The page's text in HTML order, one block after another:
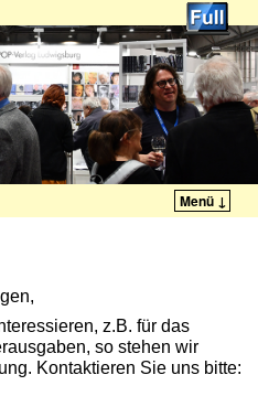
Menü ↓
z.B. für das
so stehen wir
Kontaktieren Sie uns bitte: